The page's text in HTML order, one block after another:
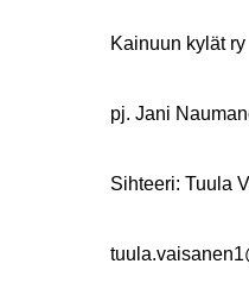
Kainuun kylät ry
pj. Jani
Sihteeri: Tuula